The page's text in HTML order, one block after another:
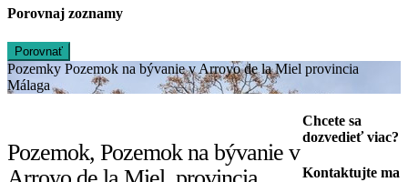
Porovnaj zoznamy
Porovnať
Pozemky Pozemok na bývanie v Arroyo de la Miel provincia
Málaga
Pozemok, Pozemok na bývanie v
Chcete sa
dozvedieť viac?
Kontaktujte ma